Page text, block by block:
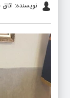
نویسنده: اتاق